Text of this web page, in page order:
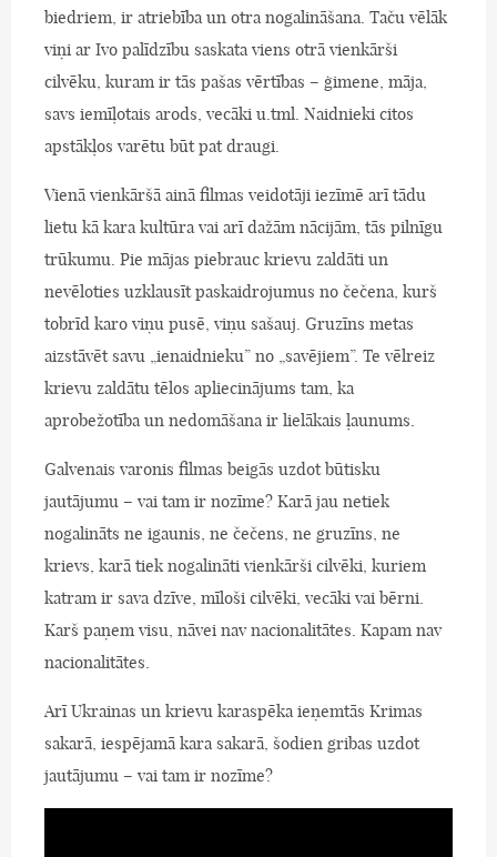
biedriem, ir atriebība un otra nogalināšana. Taču vēlāk
viņi ar Ivo palīdzību saskata viens otrā vienkārši
cilvēku, kuram ir tās pašas vērtības – ģimene, māja,
savs iemīļotais arods, vecāki u.tml. Naidnieki citos
apstākļos varētu būt pat draugi.
Vienā vienkāršā ainā filmas veidotāji iezīmē arī tādu
lietu kā kara kultūra vai arī dažām nācijām, tās pilnīgu
trūkumu. Pie mājas piebrauc krievu zaldāti un
nevēloties uzklausīt paskaidrojumus no čečena, kurš
tobrīd karo viņu pusē, viņu sašauj. Gruzīns metas
aizstāvēt savu „ienaidnieku” no „savējiem”. Te vēlreiz
krievu zaldātu tēlos apliecinājums tam, ka
aprobežotība un nedomāšana ir lielākais ļaunums.
Galvenais varonis filmas beigās uzdot būtisku
jautājumu – vai tam ir nozīme? Karā jau netiek
nogalināts ne igaunis, ne čečens, ne gruzīns, ne
krievs, karā tiek nogalināti vienkārši cilvēki, kuriem
katram ir sava dzīve, mīloši cilvēki, vecāki vai bērni.
Karš paņem visu, nāvei nav nacionalitātes. Kapam nav
nacionalitātes.
Arī Ukrainas un krievu karaspēka ieņemtās Krimas
sakarā, iespējamā kara sakarā, šodien gribas uzdot
jautājumu – vai tam ir nozīme?